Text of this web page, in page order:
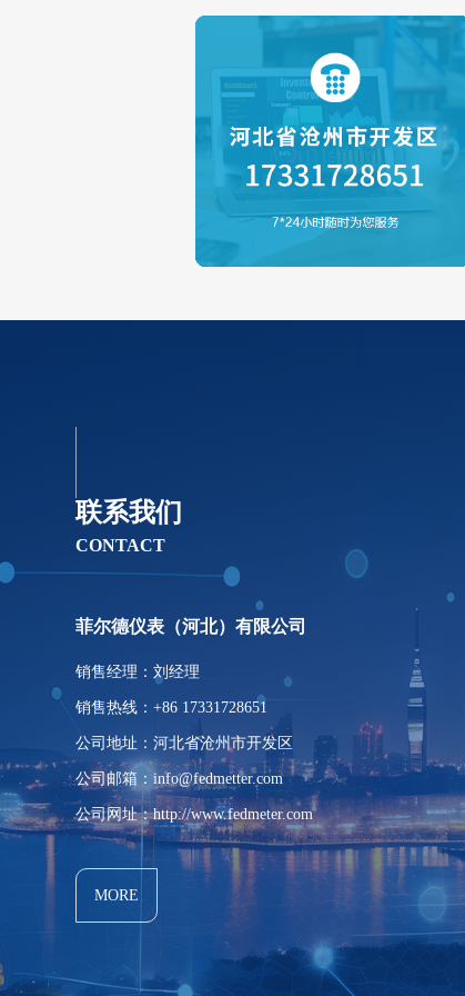
联系我们
CONTACT
菲尔德仪表（河北）有限公司
销售经理：刘经理
销售热线：+86 17331728651
公司地址：河北省沧州市开发区
公司邮箱：info@fedmetter.com
公司网址：http://www.fedmeter.com
MORE